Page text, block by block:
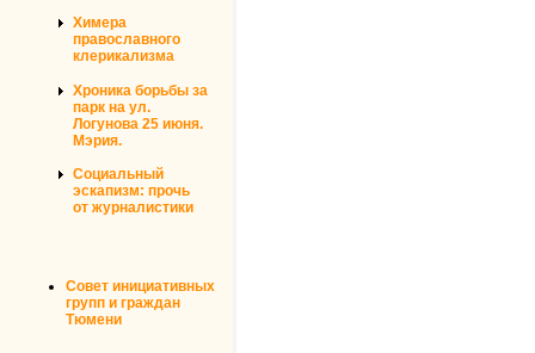
Химера
православного
клерикализма
Хроника борьбы за
парк на ул.
Логунова 25 июня.
Мэрия.
Социальный
эскапизм: прочь
от журналистики
Совет инициативных
групп и граждан
Тюмени